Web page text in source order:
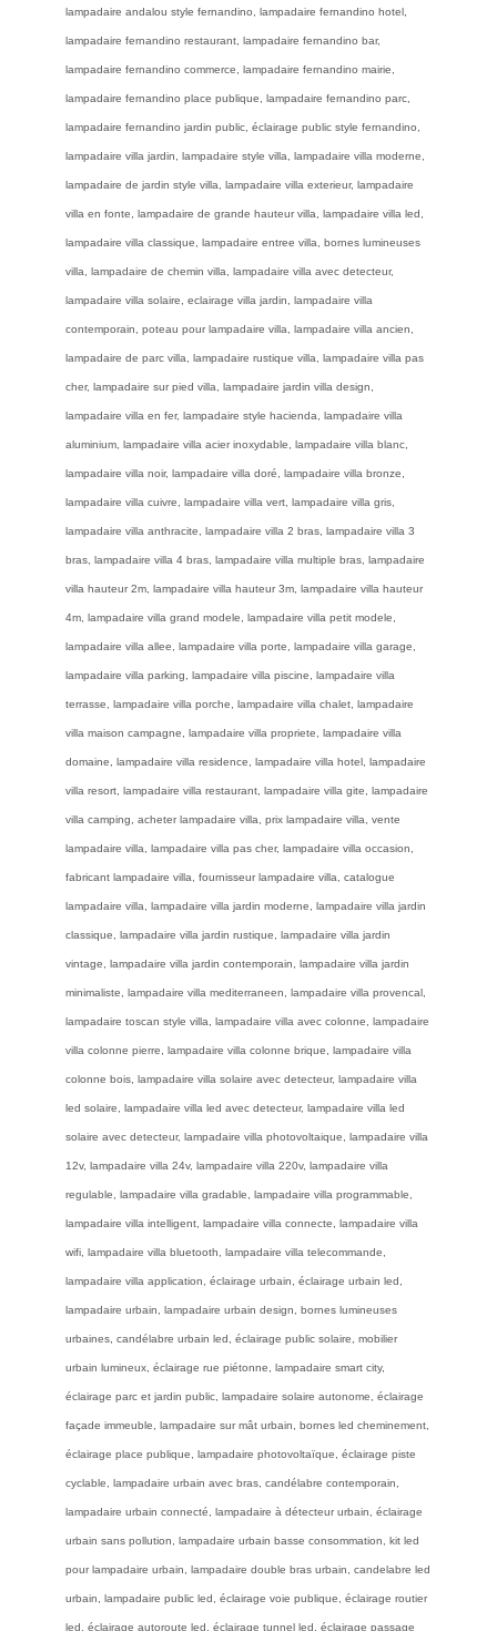
lampadaire andalou style fernandino, lampadaire fernandino hotel,
lampadaire fernandino restaurant, lampadaire fernandino bar,
lampadaire fernandino commerce, lampadaire fernandino mairie,
lampadaire fernandino place publique, lampadaire fernandino parc,
lampadaire fernandino jardin public, éclairage public style fernandino,
lampadaire villa jardin, lampadaire style villa, lampadaire villa moderne,
lampadaire de jardin style villa, lampadaire villa exterieur, lampadaire
villa en fonte, lampadaire de grande hauteur villa, lampadaire villa led,
lampadaire villa classique, lampadaire entree villa, bornes lumineuses
villa, lampadaire de chemin villa, lampadaire villa avec detecteur,
lampadaire villa solaire, eclairage villa jardin, lampadaire villa
contemporain, poteau pour lampadaire villa, lampadaire villa ancien,
lampadaire de parc villa, lampadaire rustique villa, lampadaire villa pas
cher, lampadaire sur pied villa, lampadaire jardin villa design,
lampadaire villa en fer, lampadaire style hacienda, lampadaire villa
aluminium, lampadaire villa acier inoxydable, lampadaire villa blanc,
lampadaire villa noir, lampadaire villa doré, lampadaire villa bronze,
lampadaire villa cuivre, lampadaire villa vert, lampadaire villa gris,
lampadaire villa anthracite, lampadaire villa 2 bras, lampadaire villa 3
bras, lampadaire villa 4 bras, lampadaire villa multiple bras, lampadaire
villa hauteur 2m, lampadaire villa hauteur 3m, lampadaire villa hauteur
4m, lampadaire villa grand modele, lampadaire villa petit modele,
lampadaire villa allee, lampadaire villa porte, lampadaire villa garage,
lampadaire villa parking, lampadaire villa piscine, lampadaire villa
terrasse, lampadaire villa porche, lampadaire villa chalet, lampadaire
villa maison campagne, lampadaire villa propriete, lampadaire villa
domaine, lampadaire villa residence, lampadaire villa hotel, lampadaire
villa resort, lampadaire villa restaurant, lampadaire villa gite, lampadaire
villa camping, acheter lampadaire villa, prix lampadaire villa, vente
lampadaire villa, lampadaire villa pas cher, lampadaire villa occasion,
fabricant lampadaire villa, fournisseur lampadaire villa, catalogue
lampadaire villa, lampadaire villa jardin moderne, lampadaire villa jardin
classique, lampadaire villa jardin rustique, lampadaire villa jardin
vintage, lampadaire villa jardin contemporain, lampadaire villa jardin
minimaliste, lampadaire villa mediterraneen, lampadaire villa provencal,
lampadaire toscan style villa, lampadaire villa avec colonne, lampadaire
villa colonne pierre, lampadaire villa colonne brique, lampadaire villa
colonne bois, lampadaire villa solaire avec detecteur, lampadaire villa
led solaire, lampadaire villa led avec detecteur, lampadaire villa led
solaire avec detecteur, lampadaire villa photovoltaique, lampadaire villa
12v, lampadaire villa 24v, lampadaire villa 220v, lampadaire villa
regulable, lampadaire villa gradable, lampadaire villa programmable,
lampadaire villa intelligent, lampadaire villa connecte, lampadaire villa
wifi, lampadaire villa bluetooth, lampadaire villa telecommande,
lampadaire villa application, éclairage urbain, éclairage urbain led,
lampadaire urbain, lampadaire urbain design, bornes lumineuses
urbaines, candélabre urbain led, éclairage public solaire, mobilier
urbain lumineux, éclairage rue piétonne, lampadaire smart city,
éclairage parc et jardin public, lampadaire solaire autonome, éclairage
façade immeuble, lampadaire sur mât urbain, bornes led cheminement,
éclairage place publique, lampadaire photovoltaïque, éclairage piste
cyclable, lampadaire urbain avec bras, candélabre contemporain,
lampadaire urbain connecté, lampadaire à détecteur urbain, éclairage
urbain sans pollution, lampadaire urbain basse consommation, kit led
pour lampadaire urbain, lampadaire double bras urbain, candelabre led
urbain, lampadaire public led, éclairage voie publique, éclairage routier
led, éclairage autoroute led, éclairage tunnel led, éclairage passage